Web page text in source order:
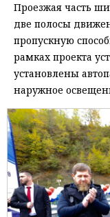
Проезжая часть
две полосы
пропускную
рамках проекта
установлены
наружное